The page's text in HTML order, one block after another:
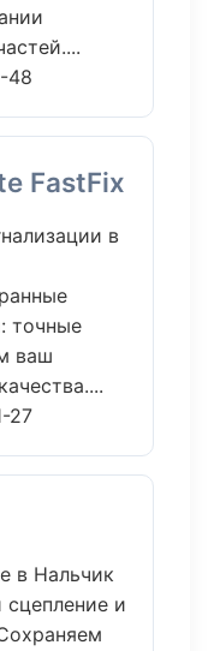
48
FastFix
в
точные
ваш
27
в Нальчик
и